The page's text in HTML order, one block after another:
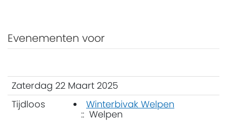
Evenementen voor
Zaterdag 22 Maart 2025
Tijdloos
Winterbivak Welpen
:: Welpen